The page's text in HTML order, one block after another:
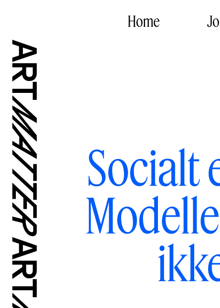
Home
Socialt